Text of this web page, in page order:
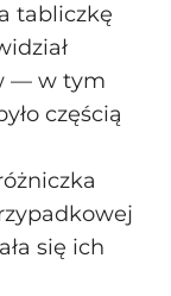
tabliczkę
— w tym
częścią
się ich